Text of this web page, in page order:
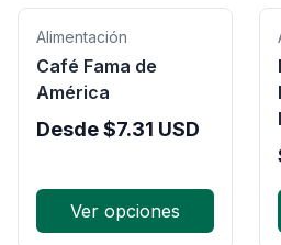
Alimentación
Café Fama de
América
Desde$7.31 USD
Ver opciones